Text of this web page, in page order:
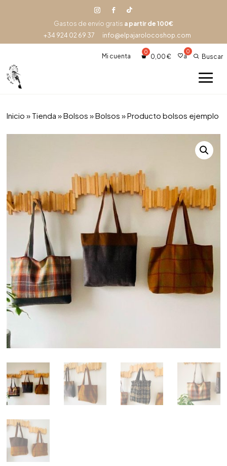
Gastos de envío gratis a partir de 100€
+34 924 02 69 37
info@elpajarolocoshop.com
Mi cuenta 0,00 € a Buscar
Inicio » Tienda »Bolsos »Bolsos » Producto bolsos ejemplo